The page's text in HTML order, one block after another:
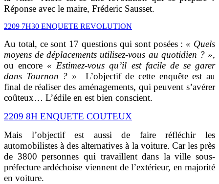
Réponse avec le maire, Fréderic Sausset.
2209 7H30 ENQUETE REVOLUTION
Au total, ce sont 17 questions qui sont posées : « Quels
moyens de déplacements utilisez-vous au quotidien ? »,
ou encore « Estimez-vous qu’il est facile de se garer
dans Tournon ? »
L’objectif de cette enquête est au
final de réaliser des aménagements, qui peuvent s’avérer
coûteux… L’édile en est bien conscient.
2209 8H ENQUETE COUTEUX
Mais l’objectif est aussi de faire réfléchir les
automobilistes à des alternatives à la voiture. Car les près
de 3800 personnes qui travaillent dans la ville sous-
préfecture ardéchoise viennent de l’extérieur, en majorité
en voiture.